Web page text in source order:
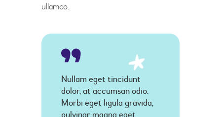
ullamco.
Nullam eget tincidunt
dolor, at accumsan odio.
Morbi eget ligula gravida,